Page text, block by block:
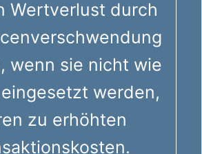
Wertverlust durch
wenn sie nicht wie
werden,
zu erhöhten